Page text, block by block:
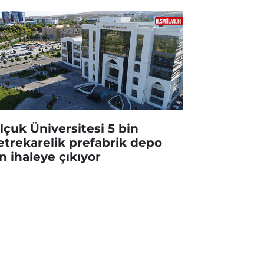
Üniversitesi 5 bin
prefabrik depo
ihaleye çıkıyor